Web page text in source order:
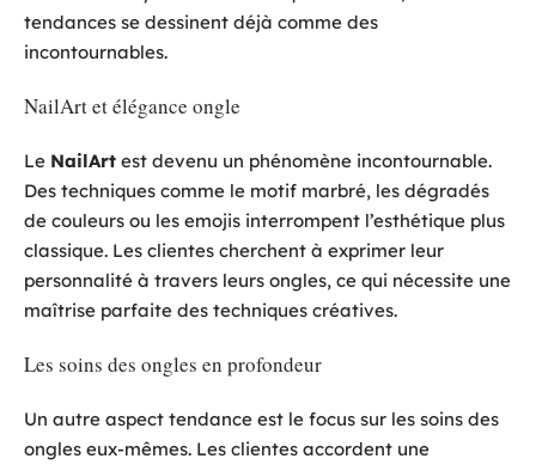
tendances se dessinent déjà comme des
incontournables.
NailArt et élégance ongle
Le NailArt est devenu un phénomène incontournable.
Des techniques comme le motif marbré, les dégradés
de couleurs ou les emojis interrompent l’esthétique plus
classique. Les clientes cherchent à exprimer leur
personnalité à travers leurs ongles, ce qui nécessite une
maîtrise parfaite des techniques créatives.
Les soins des ongles en profondeur
Un autre aspect tendance est le focus sur les soins des
ongles eux-mêmes. Les clientes accordent une